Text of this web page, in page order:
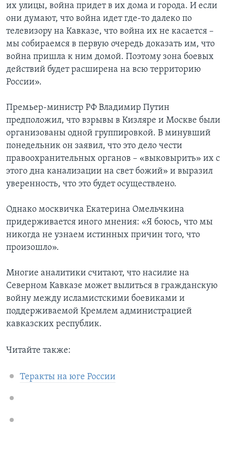
их улицы, война придет в их дома и города. И если
они думают, что война идет где-то далеко по
телевизору на Кавказе, что война их не касается –
мы собираемся в первую очередь доказать им, что
война пришла к ним домой. Поэтому зона боевых
действий будет расширена на всю территорию
России».
Премьер-министр РФ Владимир Путин
предположил, что взрывы в Кизляре и Москве были
организованы одной группировкой. В минувший
понедельник он заявил, что это дело чести
правоохранительных органов – «выковырить» их с
этого дна канализации на свет божий» и выразил
уверенность, что это будет осуществлено.
Однако москвичка Екатерина Омельчкина
придерживается иного мнения: «Я боюсь, что мы
никогда не узнаем истинных причин того, что
произошло».
Многие аналитики считают, что насилие на
Северном Кавказе может вылиться в гражданскую
войну между исламистскими боевиками и
поддерживаемой Кремлем администрацией
кавказских республик.
Читайте также:
Теракты на юге России